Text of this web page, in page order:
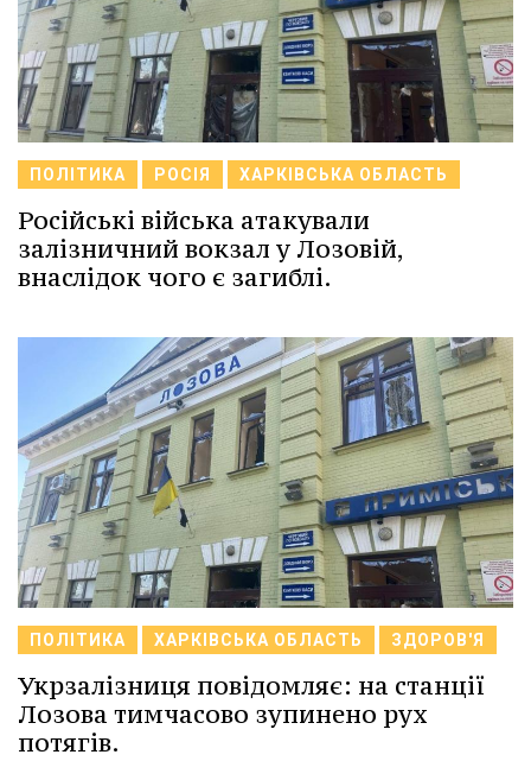
ПОЛІТИКА РОСІЯ ХАРКІВСЬКА ОБЛАСТЬ
Російські війська атакували
залізничний вокзал у Лозовій,
внаслідок чого є загиблі.
ПОЛІТИКА ХАРКІВСЬКА ОБЛАСТЬ ЗДОРОВ'Я
Укрзалізниця повідомляє: на станції
Лозова тимчасово зупинено рух
потягів.